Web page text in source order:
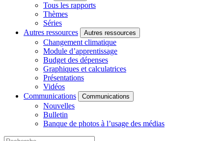
Tous les rapports
Thèmes
Séries
Autres ressources
Autres ressources
Changement climatique
Module d’apprentissage
Budget des dépenses
Graphiques et calculatrices
Présentations
Vidéos
Communications
Communications
Nouvelles
Bulletin
Banque de photos à l’usage des médias